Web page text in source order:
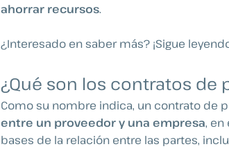
ahorrar recursos.
¿Interesado en saber más? ¡Sigue
¿Qué son los contratos de
Como su nombre indica, un contrato de
entre un proveedor y una empresa, en
bases de la relación entre las partes,